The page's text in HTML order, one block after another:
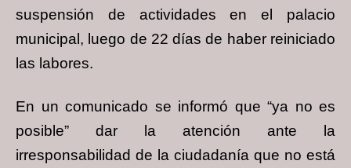
suspensión de actividades en el palacio
municipal, luego de 22 días de haber reiniciado
las labores.
En un comunicado se informó que “ya no es
posible” dar la atención ante la
irresponsabilidad de la ciudadanía que no está